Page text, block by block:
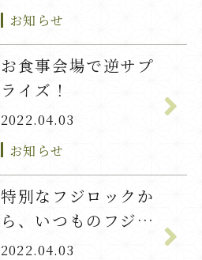
お知らせ
お食事会場で逆サプ
ライズ！
2022.04.03
お知らせ
特別なフジロックか
ら、いつものフジロ
ックへ
2022.04.03